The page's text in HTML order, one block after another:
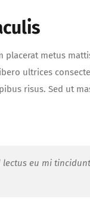
metus
ultrices
risus. Sed ut
lectus eu mi tincidunt